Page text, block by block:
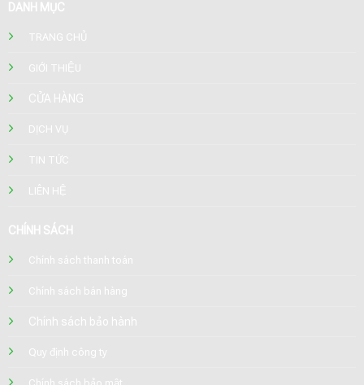
DANH MỤC
TRANG CHỦ
GIỚI THIỆU
CỬA HÀNG
DỊCH VỤ
TIN TỨC
LIÊN HỆ
CHÍNH SÁCH
Chính sách thanh toán
Chính sách bán hàng
Chính sách bảo hành
Quy định công ty